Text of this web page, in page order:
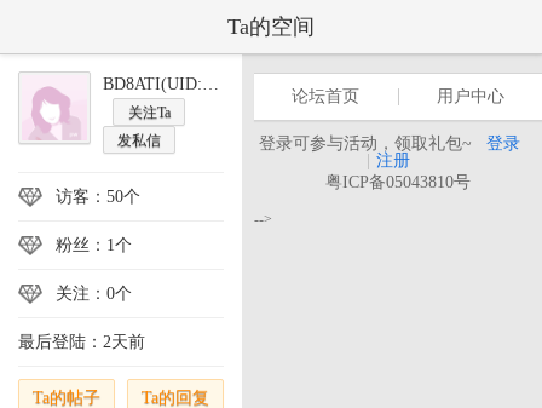
Ta的空间
BD8ATI(UID:23702)
关注Ta
发私信
访客：50个
粉丝：1个
关注：0个
最后登陆：2天前
Ta的帖子 Ta的回复
论坛首页 用户中心
登录可参与活动，领取礼包~
登录
注册
粤ICP备05043810号
-->